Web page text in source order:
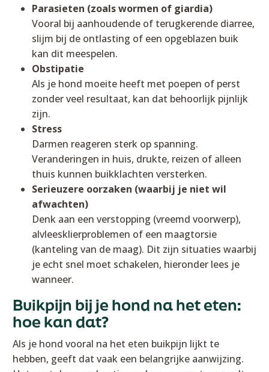
Parasieten (zoals wormen of giardia)
Vooral bij aanhoudende of terugkerende diarree,
slijm bij de ontlasting of een opgeblazen buik
kan dit meespelen.
Obstipatie
Als je hond moeite heeft met poepen of perst
zonder veel resultaat, kan dat behoorlijk pijnlijk
zijn.
Stress
Darmen reageren sterk op spanning.
Veranderingen in huis, drukte, reizen of alleen
thuis kunnen buikklachten versterken.
Serieuzere oorzaken (waarbij je niet wil
afwachten)
Denk aan een verstopping (vreemd voorwerp),
alvleesklierproblemen of een maagtorsie
(kanteling van de maag). Dit zijn situaties waarbij
je echt snel moet schakelen, hieronder lees je
wanneer.
Buikpijn bij je hond na het eten:
hoe kan dat?
Als je hond vooral na het eten buikpijn lijkt te
hebben, geeft dat vaak een belangrijke aanwijzing.